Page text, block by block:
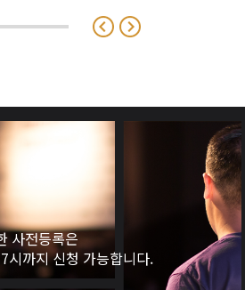
사전등록은
까지 신청 가능합니다.